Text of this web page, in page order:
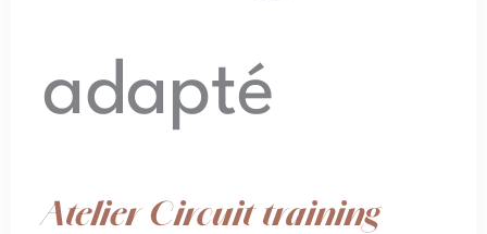
Atelier Circuit training